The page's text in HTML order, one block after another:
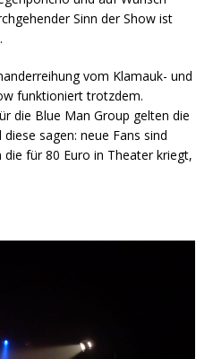
Sinn der Show ist
vom Klamauk- und
funktioniert trotzdem.
die Blue Man Group gelten die
sagen: neue Fans sind
für 80 Euro in Theater kriegt,